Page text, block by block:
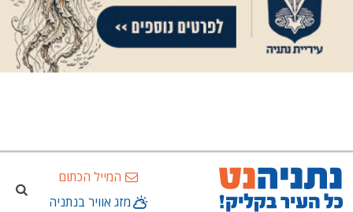
המייל הכתום
מזג אוויר בנתניה